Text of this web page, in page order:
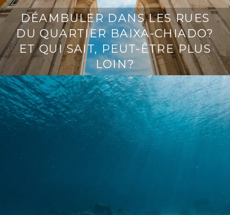
DÉAMBULER DANS LES RUES
DU QUARTIER BAIXA-CHIADO?
ET QUI SAIT, PEUT-ÊTRE PLUS
LOIN?